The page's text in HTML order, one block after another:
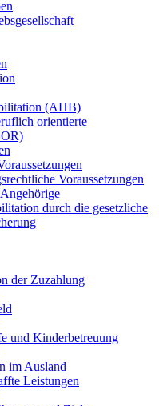
(AHB)
orientierte
Voraussetzungen
durch die gesetzliche
der Zuzahlung
und Kinderbetreuung
im Ausland
Leistungen